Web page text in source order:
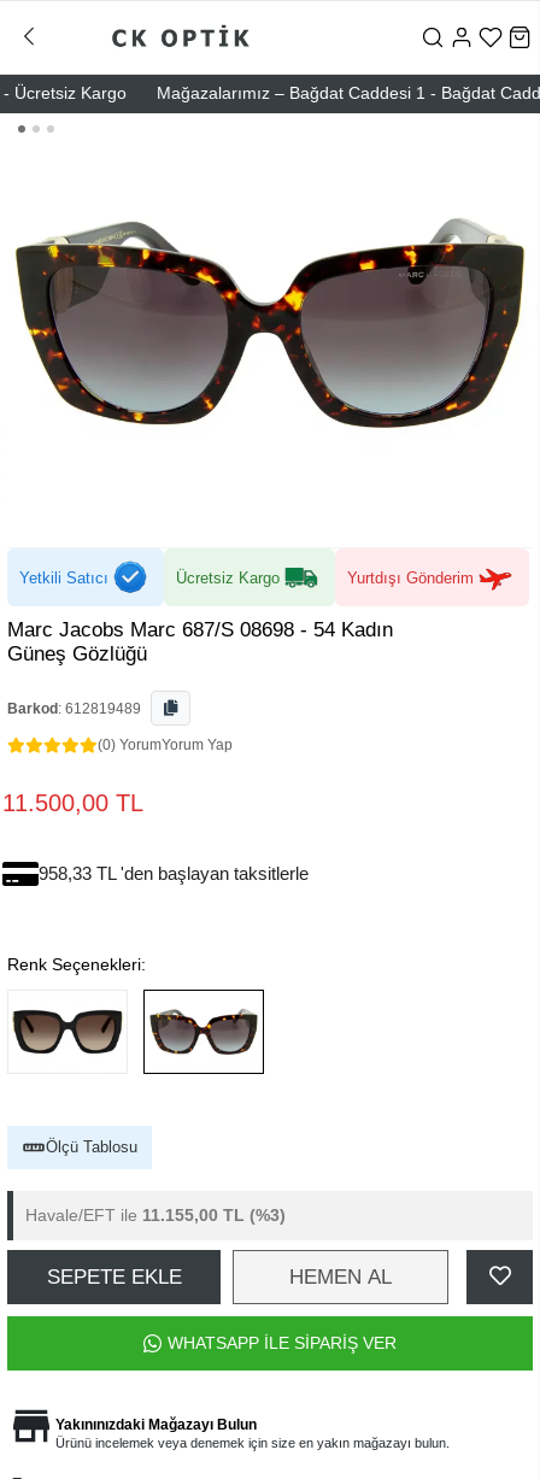
Kargo Mağazalarımız – Bağdat Caddesi 1 - Bağdat
Yetkili Satıcı Ücretsiz Kargo Yurtdışı Gönderim
Marc Jacobs Marc 687/S 08698 - 54 Kadın
Güneş Gözlüğü
Barkod : 612819489
(0) YorumYorum Yap
11.500,00 TL
958,33 TL 'den başlayan taksitlerle
Renk Seçenekleri:
Ölçü Tablosu
Havale/EFT ile 11.155,00 TL (%3)
SEPETE EKLE HEMEN AL
WHATSAPP İLE SİPARİŞ VER
Yakınınızdaki Mağazayı Bulun
Ürünü incelemek veya denemek için size en yakın mağazayı bulun.